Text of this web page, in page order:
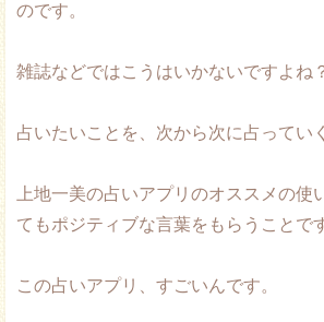
のです。
雑誌などではこうはいかないですよね
占いたいことを、次から次に占ってい
上地一美の占いアプリのオススメの使
てもポジティブな言葉をもらうことで
この占いアプリ、すごいんです。